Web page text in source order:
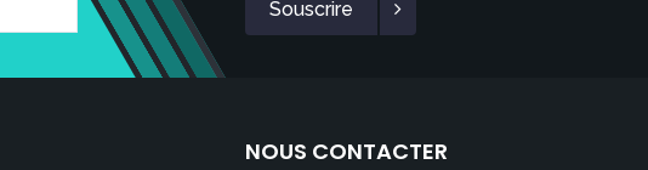
Souscrire
NOUS CONTACTER